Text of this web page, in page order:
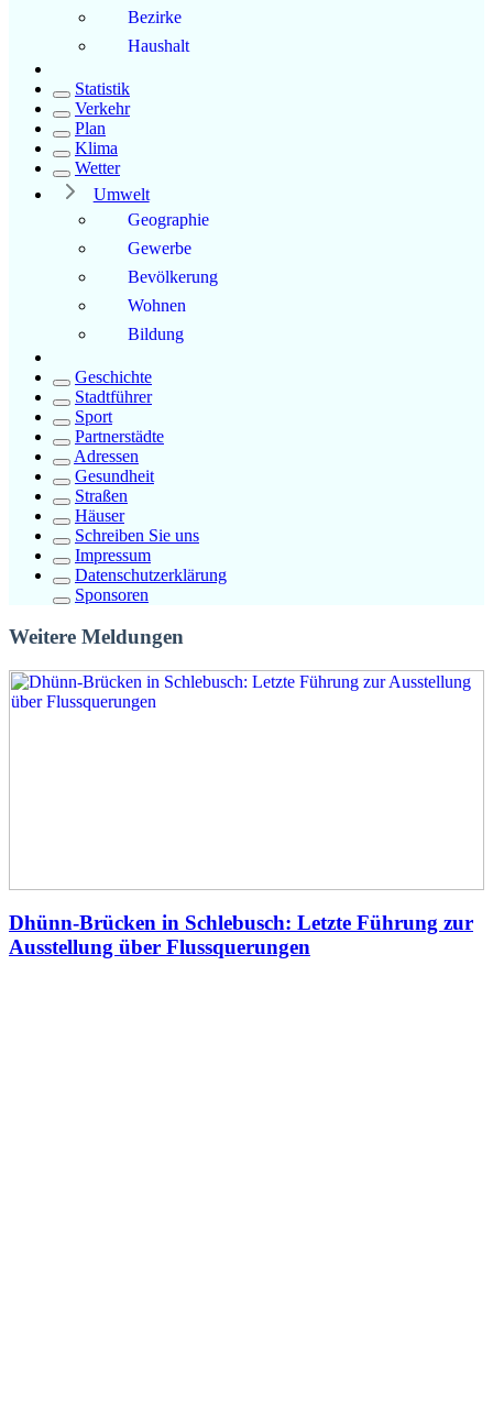
Bezirke
Haushalt
Statistik
Verkehr
Plan
Klima
Wetter
Umwelt
Geographie
Gewerbe
Bevölkerung
Wohnen
Bildung
Geschichte
Stadtführer
Sport
Partnerstädte
Adressen
Gesundheit
Straßen
Häuser
Schreiben Sie uns
Impressum
Datenschutzerklärung
Sponsoren
Weitere Meldungen
Dhünn-Brücken in Schlebusch: Letzte Führung zur
Ausstellung über Flussquerungen